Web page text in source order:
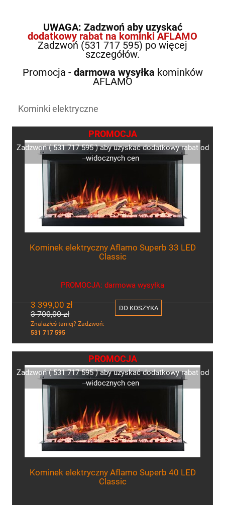
UWAGA: Zadzwoń aby uzyskać
dodatkowy rabat na kominki AFLAMO
Zadzwoń (531 717 595) po więcej
szczegółów.
Promocja - darmowa wysyłka kominków
AFLAMO
Kominki elektryczne
Kominek elektryczny Aflamo Superb 33 LED
Classic
PROMOCJA: darmowa wysyłka
3 399,00 zł
3 700,00 zł
Znalazłeś taniej? Zadzwoń:
531 717 595
DO KOSZYKA
PROMOCJA
Zadzwoń ( 531 717 595 ) aby uzyskać dodatkowy rabat od
widocznych cen
Kominek elektryczny Aflamo Superb 40 LED
Classic
PROMOCJA
Zadzwoń ( 531 717 595 ) aby uzyskać dodatkowy rabat od
widocznych cen